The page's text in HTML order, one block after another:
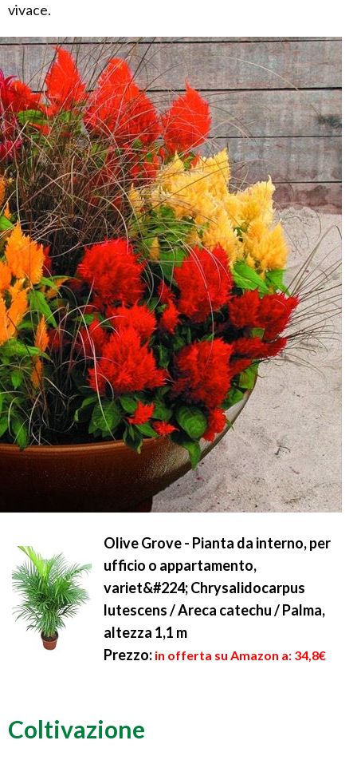
vivace.
Olive Grove - Pianta da interno, per
ufficio o appartamento,
variet&#224; Chrysalidocarpus
lutescens / Areca catechu / Palma,
altezza 1,1 m
Prezzo: in offerta su Amazon a: 34,8€
Coltivazione